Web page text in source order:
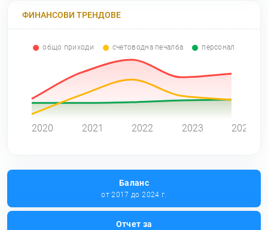
ФИНАНСОВИ ТРЕНДОВЕ
общо приходи счетоводна печалба персонал
2020 2021 2022 2023 2024
Баланс
от 2017 до 2024 г.
Отчет за